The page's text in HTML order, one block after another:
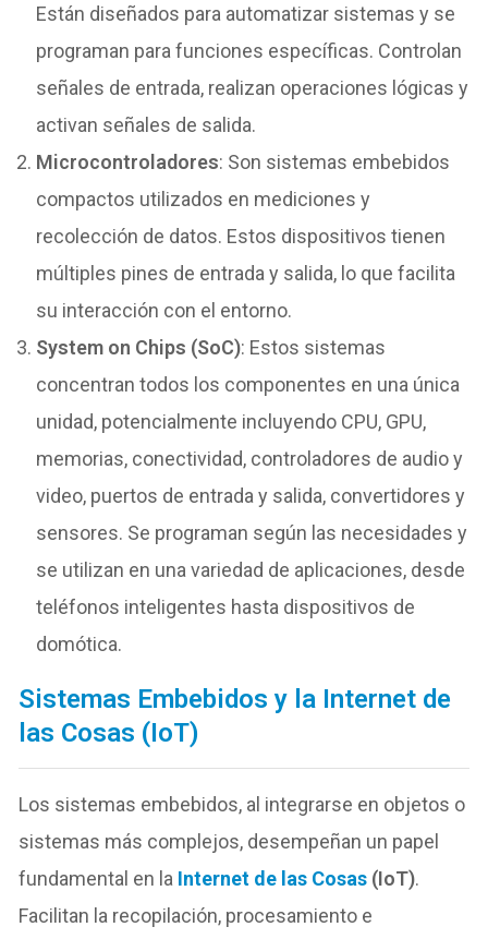
Están diseñados para automatizar sistemas y se
programan para funciones específicas. Controlan
señales de entrada, realizan operaciones lógicas y
activan señales de salida.
Microcontroladores: Son sistemas embebidos
compactos utilizados en mediciones y
recolección de datos. Estos dispositivos tienen
múltiples pines de entrada y salida, lo que facilita
su interacción con el entorno.
System on Chips (SoC): Estos sistemas
concentran todos los componentes en una única
unidad, potencialmente incluyendo CPU, GPU,
memorias, conectividad, controladores de audio y
video, puertos de entrada y salida, convertidores y
sensores. Se programan según las necesidades y
se utilizan en una variedad de aplicaciones, desde
teléfonos inteligentes hasta dispositivos de
domótica.
Sistemas Embebidos y la Internet de
las Cosas (IoT)
Los sistemas embebidos, al integrarse en objetos o
sistemas más complejos, desempeñan un papel
fundamental en la Internet de las Cosas (IoT).
Facilitan la recopilación, procesamiento e